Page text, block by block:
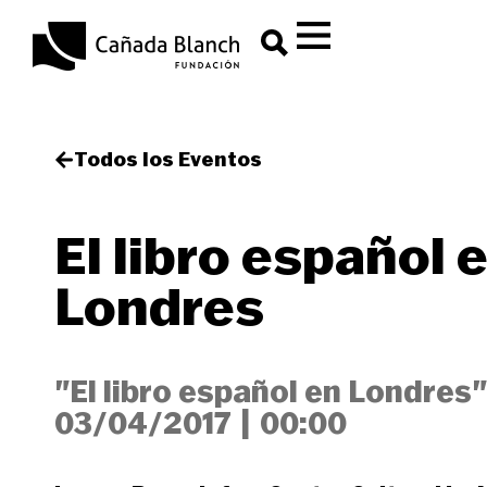
Todos los Eventos
El libro español
Londres
"El libro español en Londres"
03/04/2017
00:00